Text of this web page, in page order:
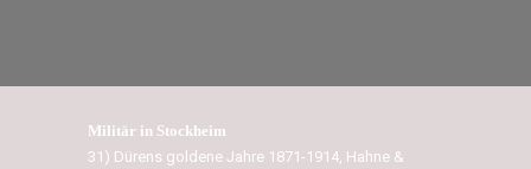
Militär in Stockheim
31) Dürens goldene Jahre 1871-1914, Hahne &